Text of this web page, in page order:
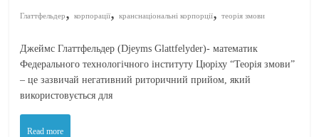
Глаттфельдер,корпорації,кранснаціональні корпорції,теорія змови
Джеймс Глаттфельдер (Djeyms Glattfelyder)- математик
Федерального технологічного інституту Цюріху “Теорія змови”
– це зазвичай негативний риторичний прийом, який
використовується для
Read more